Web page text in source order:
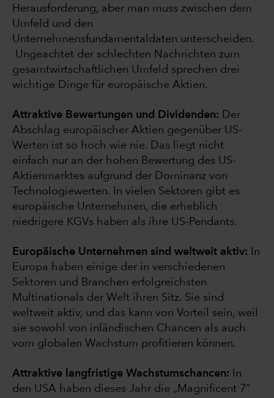
Herausforderung, aber man muss zwischen dem
Umfeld und den
Unternehmensfundamentaldaten unterscheiden.
Ungeachtet der schlechten Nachrichten zum
gesamtwirtschaftlichen Umfeld sprechen drei
wichtige Dinge für europäische Aktien.
Attraktive Bewertungen und Dividenden: Der
Abschlag europäischer Aktien gegenüber US-
Werten ist so hoch wie nie. Das liegt nicht
einfach nur an der hohen Bewertung des US-
Aktienmarktes aufgrund der Dominanz von
Technologiewerten. In vielen Sektoren gibt es
europäische Unternehmen, die erheblich
niedrigere KGVs haben als ihre US-Pendants.
Europäische Unternehmen sind weltweit aktiv: In
Europa haben einige der in verschiedenen
Sektoren und Branchen erfolgreichsten
Multinationals der Welt ihren Sitz. Sie sind
weltweit aktiv, und das kann von Vorteil sein, weil
sie sowohl von inländischen Chancen als auch
vom globalen Wachstum profitieren können.
Attraktive langfristige Wachstumschancen: In
den USA haben dieses Jahr die „Magnificent 7“